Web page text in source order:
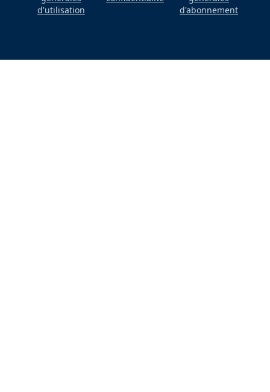
d'utilisation
d'abonnement